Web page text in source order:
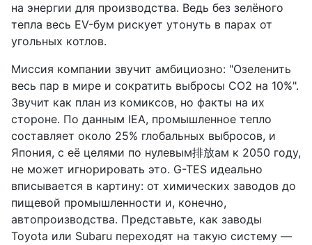
на энергии для производства. Ведь без зелёного
тепла весь EV-бум рискует утонуть в парах от
угольных котлов.
Миссия компании звучит амбициозно: "Озеленить
весь пар в мире и сократить выбросы CO2 на 10%".
Звучит как план из комиксов, но факты на их
стороне. По данным IEA, промышленное тепло
составляет около 25% глобальных выбросов, и
Япония, с её целями по нулевым排放ам к 2050 году,
не может игнорировать это. G-TES идеально
вписывается в картину: от химических заводов до
пищевой промышленности и, конечно,
автопроизводства. Представьте, как заводы
Toyota или Subaru переходят на такую систему —